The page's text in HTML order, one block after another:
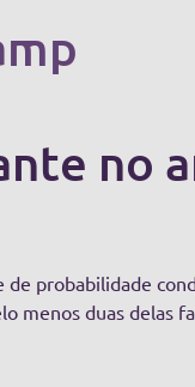
no
probabilidade
menos duas